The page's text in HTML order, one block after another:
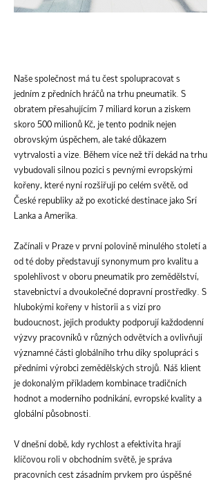
Naše společnost má tu čest spolupracovat s
jedním z předních hráčů na trhu pneumatik. S
obratem přesahujícím 7 miliard korun a ziskem
skoro 500 milionů Kč, je tento podnik nejen
obrovským úspěchem, ale také důkazem
vytrvalosti a vize. Během více než tří dekád na trhu
vybudovali silnou pozici s pevnými evropskými
kořeny, které nyní rozšiřují po celém světě, od
České republiky až po exotické destinace jako Srí
Lanka a Amerika.
Začínali v Praze v první polovině minulého století a
od té doby představují synonymum pro kvalitu a
spolehlivost v oboru pneumatik pro zemědělství,
stavebnictví a dvoukolečné dopravní prostředky. S
hlubokými kořeny v historii a s vizí pro
budoucnost, jejich produkty podporují každodenní
výzvy pracovníků v různých odvětvích a ovlivňují
významné části globálního trhu díky spolupráci s
předními výrobci zemědělských strojů. Náš klient
je dokonalým příkladem kombinace tradičních
hodnot a moderního podnikání, evropské kvality a
globální působnosti.
V dnešní době, kdy rychlost a efektivita hrají
klíčovou roli v obchodním světě, je správa
pracovních cest zásadním prvkem pro úspěšné